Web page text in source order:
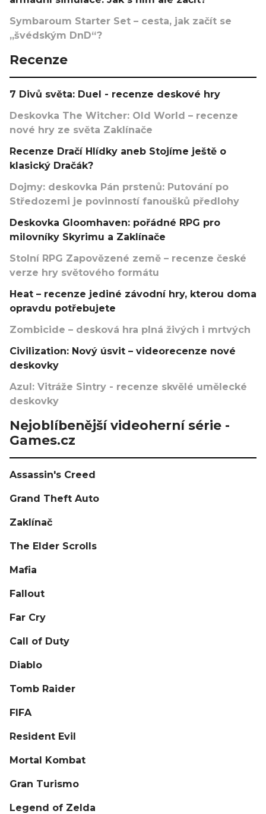
Symbaroum Starter Set – cesta, jak začít se
„švédským DnD“?
Recenze
7 Divů světa: Duel - recenze deskové hry
Deskovka The Witcher: Old World – recenze
nové hry ze světa Zaklínače
Recenze Dračí Hlídky aneb Stojíme ještě o
klasický Dračák?
Dojmy: deskovka Pán prstenů: Putování po
Středozemi je povinností fanoušků předlohy
Deskovka Gloomhaven: pořádné RPG pro
milovníky Skyrimu a Zaklínače
Stolní RPG Zapovězené země – recenze české
verze hry světového formátu
Heat – recenze jediné závodní hry, kterou doma
opravdu potřebujete
Zombicide – desková hra plná živých i mrtvých
Civilization: Nový úsvit – videorecenze nové
deskovky
Azul: Vitráže Sintry - recenze skvělé umělecké
deskovky
Nejoblíbenější videoherní série -
Games.cz
Assassin's Creed
Grand Theft Auto
Zaklínač
The Elder Scrolls
Mafia
Fallout
Far Cry
Call of Duty
Diablo
Tomb Raider
FIFA
Resident Evil
Mortal Kombat
Gran Turismo
Legend of Zelda